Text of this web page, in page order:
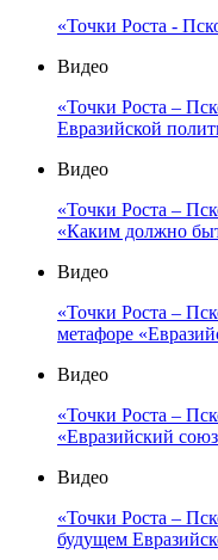
«Точки Роста -
Видео
«Точки Роста –
Евразийской
Видео
«Точки Роста –
«Каким должно
Видео
«Точки Роста –
метафоре
Видео
«Точки Роста –
«Евразийский
Видео
«Точки Роста –
будущем